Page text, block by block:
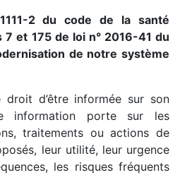
2 du code de la santé
et 175 de loi n° 2016-41 du
de notre système
d’être informée sur son
information porte sur les
traitements ou actions de
leur utilité, leur urgence
les risques fréquents